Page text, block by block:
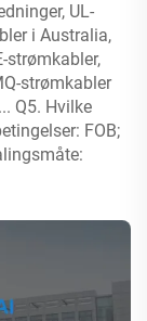
UL-
i Australia,
strømkabler,
strømkabler
Q5. Hvilke
FOB;